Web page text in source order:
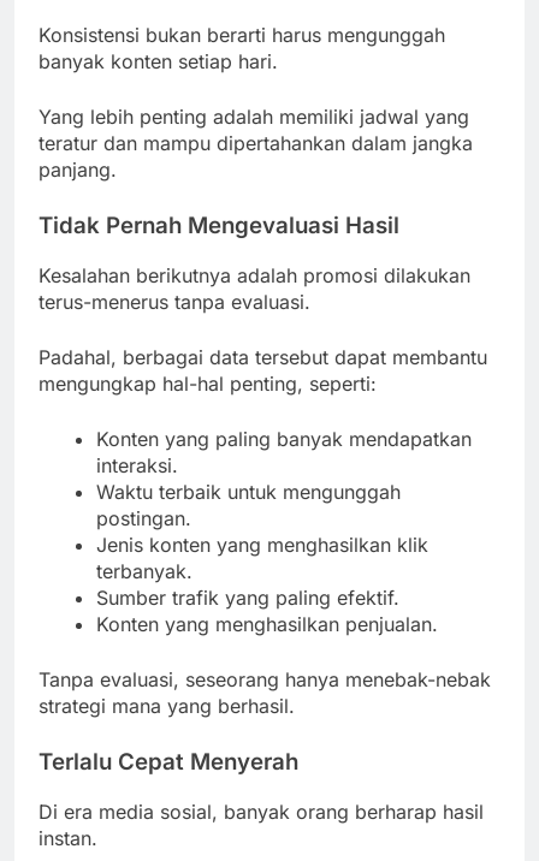
Konsistensi bukan berarti harus mengunggah
banyak konten setiap hari.
Yang lebih penting adalah memiliki jadwal yang
teratur dan mampu dipertahankan dalam jangka
panjang.
Tidak Pernah Mengevaluasi Hasil
Kesalahan berikutnya adalah promosi dilakukan
terus-menerus tanpa evaluasi.
Padahal, berbagai data tersebut dapat membantu
mengungkap hal-hal penting, seperti:
Konten yang paling banyak mendapatkan
interaksi.
Waktu terbaik untuk mengunggah
postingan.
Jenis konten yang menghasilkan klik
terbanyak.
Sumber trafik yang paling efektif.
Konten yang menghasilkan penjualan.
Tanpa evaluasi, seseorang hanya menebak-nebak
strategi mana yang berhasil.
Terlalu Cepat Menyerah
Di era media sosial, banyak orang berharap hasil
instan.